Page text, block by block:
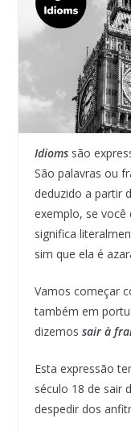
Idiomssão
São palavras ou
deduzido a partir
exemplo, se você
significa
sim que ela é
Vamos começar
também em
dizemos sair à
Esta expressão
século 18 de sair
despedir dos